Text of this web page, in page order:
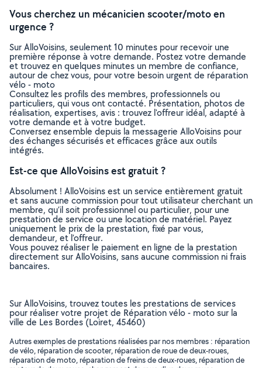
Vous cherchez un mécanicien scooter/moto en
urgence ?
Sur AlloVoisins, seulement 10 minutes pour recevoir une
première réponse à votre demande. Postez votre demande
et trouvez en quelques minutes un membre de confiance,
autour de chez vous, pour votre besoin urgent de réparation
vélo - moto
Consultez les profils des membres, professionnels ou
particuliers, qui vous ont contacté. Présentation, photos de
réalisation, expertises, avis : trouvez l'offreur idéal, adapté à
votre demande et à votre budget.
Conversez ensemble depuis la messagerie AlloVoisins pour
des échanges sécurisés et efficaces grâce aux outils
intégrés.
Est-ce que AlloVoisins est gratuit ?
Absolument ! AlloVoisins est un service entièrement gratuit
et sans aucune commission pour tout utilisateur cherchant un
membre, qu’il soit professionnel ou particulier, pour une
prestation de service ou une location de matériel. Payez
uniquement le prix de la prestation, fixé par vous,
demandeur, et l’offreur.
Vous pouvez réaliser le paiement en ligne de la prestation
directement sur AlloVoisins, sans aucune commission ni frais
bancaires.
Sur AlloVoisins, trouvez toutes les prestations de services
pour réaliser votre projet de Réparation vélo - moto sur la
ville de Les Bordes (Loiret, 45460)
Autres exemples de prestations réalisées par nos membres : réparation
de vélo, réparation de scooter, réparation de roue de deux-roues,
réparation de moto, réparation de freins de deux-roues, réparation de